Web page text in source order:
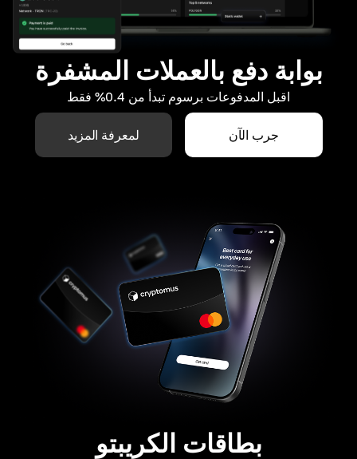
بوابة دفع بالعملات المشفرة
اقبل المدفوعات برسوم تبدأ من 0.4% فقط
جرب الآن لمعرفة المزيد
بطاقات الكريبتو